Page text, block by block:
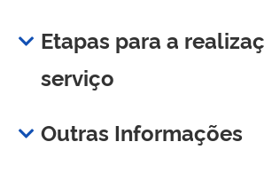
Etapas para a
serviço
Outras Informações